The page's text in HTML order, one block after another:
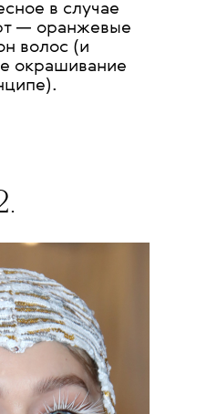
в случае
— оранжевые
волос (и
окрашивание